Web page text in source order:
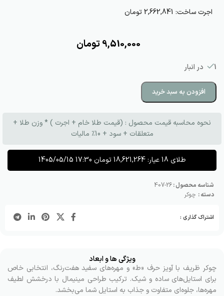
اجرت ساخت: 2,662,841 تومان
9,510,000تومان
1 در انبار
افزودن به سبد خرید
نحوه محاسبه قیمت محصول : (قیمت طلا خام + اجرت ) * وزن طلا +
متعلقات + سود + 10٪ مالیات
طلای 18 عیار: 18,621,264تومان 1405/05/15 17:30
شناسه محصول :26-407
دسته : چوکر
اشتراک گذاری :
ویژگی ها و ابعاد
چوکر ظریف با آویز حرف «ط» و مهره‌های سفید هفت‌رنگ، انتخابی خاص
برای استایل‌های ساده و شیک. ترکیب طراحی مینیمال با درخشش لطیف
مهره‌ها، جلوه‌ای متفاوت و جذاب به استایل شما می‌بخشد.